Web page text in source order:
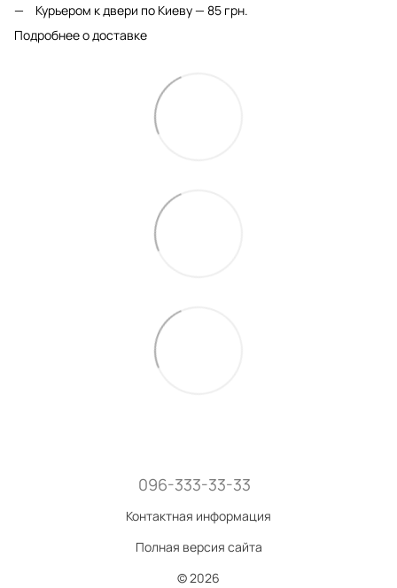
Курьером к двери по Киеву — 85 грн.
Подробнее о доставке
096-333-33-33
Контактная информация
Полная версия сайта
© 2026